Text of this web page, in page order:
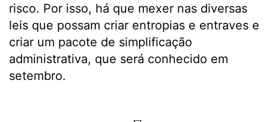
risco. Por isso, há que mexer nas diversas
leis que possam criar entropias e entraves e
criar um pacote de simplificação
administrativa, que será conhecido em
setembro.